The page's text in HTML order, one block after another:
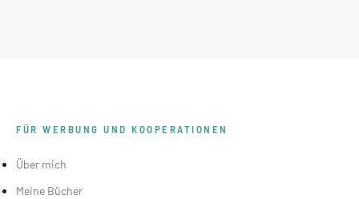
FÜR WERBUNG UND KOOPERATIONEN
Über mich
Meine Bücher